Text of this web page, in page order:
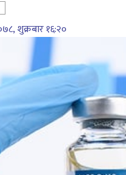
शुक्रबार १६:२०